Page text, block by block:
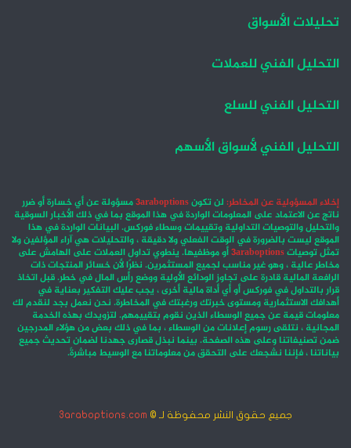
تحليلات الأسواق
التحليل الفني للعملات
التحليل الفني للسلع
التحليل الفني لأسواق الأسهم
إخلاء المسؤولية عن المخاطر: لن تكون3araboptionsمسؤولة عن أي خسارة أو ضرر
ناتج عن الاعتماد على المعلومات الواردة في هذا الموقع بما في ذلك الأخبار السوقية
والتحليل والتوصيات التداولية وتقييمات وسطاء فوركس. البيانات الواردة في هذا
الموقع ليست بالضرورة في الوقت الفعلي ولا دقيقة ، والتحليلات هي آراء المؤلفين ولا
تمثل توصيات3araboptionsأو موظفيها. ينطوي تداول العملات على الهامش على
مخاطر عالية ، وهو غير مناسب لجميع المستثمرين. نظرًا لأن خسائر المنتجات ذات
الرافعة المالية قادرة على تجاوز الودائع الأولية ووضع رأس المال في خطر. قبل اتخاذ
قرار بالتداول في فوركس أو أي أداة مالية أخرى ، يجب عليك التفكير بعناية في
أهدافك الاستثمارية ومستوى خبرتك ورغبتك في المخاطرة. نحن نعمل بجد لنقدم لك
معلومات قيمة عن جميع الوسطاء الذين نقوم بتقييمهم. لتزويدك بهذه الخدمة
المجانية ، نتلقى رسوم إعلانات من الوسطاء ، بما في ذلك بعض من هؤلاء المدرجين
ضمن تصنيفاتنا وعلى هذه الصفحة. بينما نبذل قصارى جهدنا لضمان تحديث جميع
بياناتنا ، فإننا نشجعك على التحقق من معلوماتنا مع الوسيط مباشرةً.
جميع حقوق النشر محفوظة لـ © 3araboptions.com